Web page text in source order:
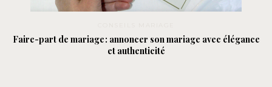
Faire-part de mariage : annoncer son mariage avec élégance
et authenticité